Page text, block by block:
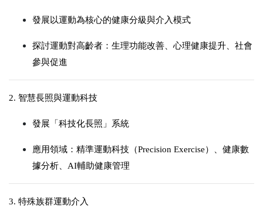
發展以運動為核心的健康分級與介入模式
探討運動對高齡者： 生理功能改善、 心理健康提升、 社會
參與促進
2. 智慧長照與運動科技
發展「科技化長照」系統
應用領域： 精準運動科技（Precision Exercise）、 健康數
據分析、 AI輔助健康管理
3. 特殊族群運動介入